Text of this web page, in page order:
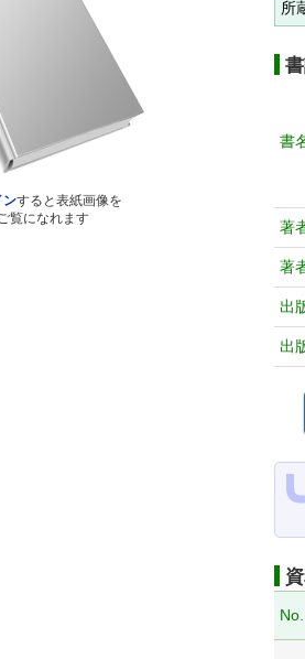
ンすると表紙画像を
ご覧になれます
所
書
著
著
出
出
No.